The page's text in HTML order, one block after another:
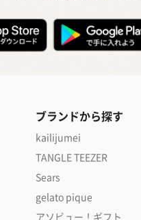
ブランドから探す
kailijumei
TANGLE TEEZER
Sears
gelato pique
アソビュー！ギフト